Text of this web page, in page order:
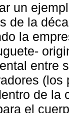
un
de la
la
entre
de
el